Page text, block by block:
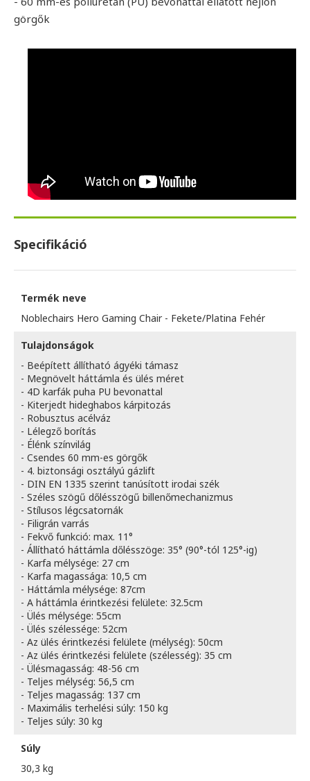
görgők
Specifikáció
Termék neve
Noblechairs Hero Gaming Chair - Fekete/Platina Fehér
Tulajdonságok
- Beépített állítható ágyéki támasz
- Megnövelt háttámla és ülés méret
- 4D karfák puha PU bevonattal
- Kiterjedt hideghabos kárpitozás
- Robusztus acélváz
- Lélegző borítás
- Élénk színvilág
- Csendes 60 mm-es görgők
- 4. biztonsági osztályú gázlift
- DIN EN 1335 szerint tanúsított irodai szék
- Széles szögű dőlésszögű billenőmechanizmus
- Stílusos légcsatornák
- Filigrán varrás
- Fekvő funkció: max. 11°
- Állítható háttámla dőlésszöge: 35° (90°-tól 125°-ig)
- Karfa mélysége: 27 cm
- Karfa magassága: 10,5 cm
- Háttámla mélysége: 87cm
- A háttámla érintkezési felülete: 32.5cm
- Ülés mélysége: 55cm
- Ülés szélessége: 52cm
- Az ülés érintkezési felülete (mélység): 50cm
- Az ülés érintkezési felülete (szélesség): 35 cm
- Ülésmagasság: 48-56 cm
- Teljes mélység: 56,5 cm
- Teljes magasság: 137 cm
- Maximális terhelési súly: 150 kg
- Teljes súly: 30 kg
Súly
30,3 kg